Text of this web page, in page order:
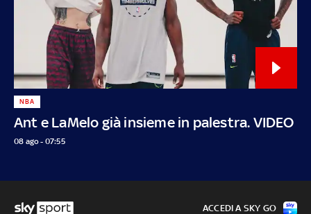
Ant e LaMelo già insieme in palestra. VIDEO
NBA
08 ago - 07:55
ACCEDI A SKY GO